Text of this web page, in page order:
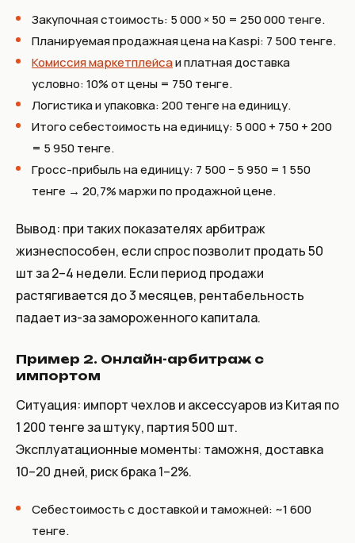
Закупочная стоимость: 5 000 × 50 = 250 000 тенге.
Планируемая продажная цена на Kaspi: 7 500 тенге.
Комиссия маркетплейсаи платная доставка
условно: 10% от цены = 750 тенге.
Логистика и упаковка: 200 тенге на единицу.
Итого себестоимость на единицу: 5 000 + 750 + 200
= 5 950 тенге.
Гросс-прибыль на единицу: 7 500 − 5 950 = 1 550
тенге → 20,7% маржи по продажной цене.
Вывод: при таких показателях арбитраж
жизнеспособен, если спрос позволит продать 50
шт за 2–4 недели. Если период продажи
растягивается до 3 месяцев, рентабельность
падает из-за замороженного капитала.
Пример 2. Онлайн-арбитраж с
импортом
Ситуация: импорт чехлов и аксессуаров из Китая по
1 200 тенге за штуку, партия 500 шт.
Эксплуатационные моменты: таможня, доставка
10–20 дней, риск брака 1–2%.
Себестоимость с доставкой и таможней: ~1 600
тенге.